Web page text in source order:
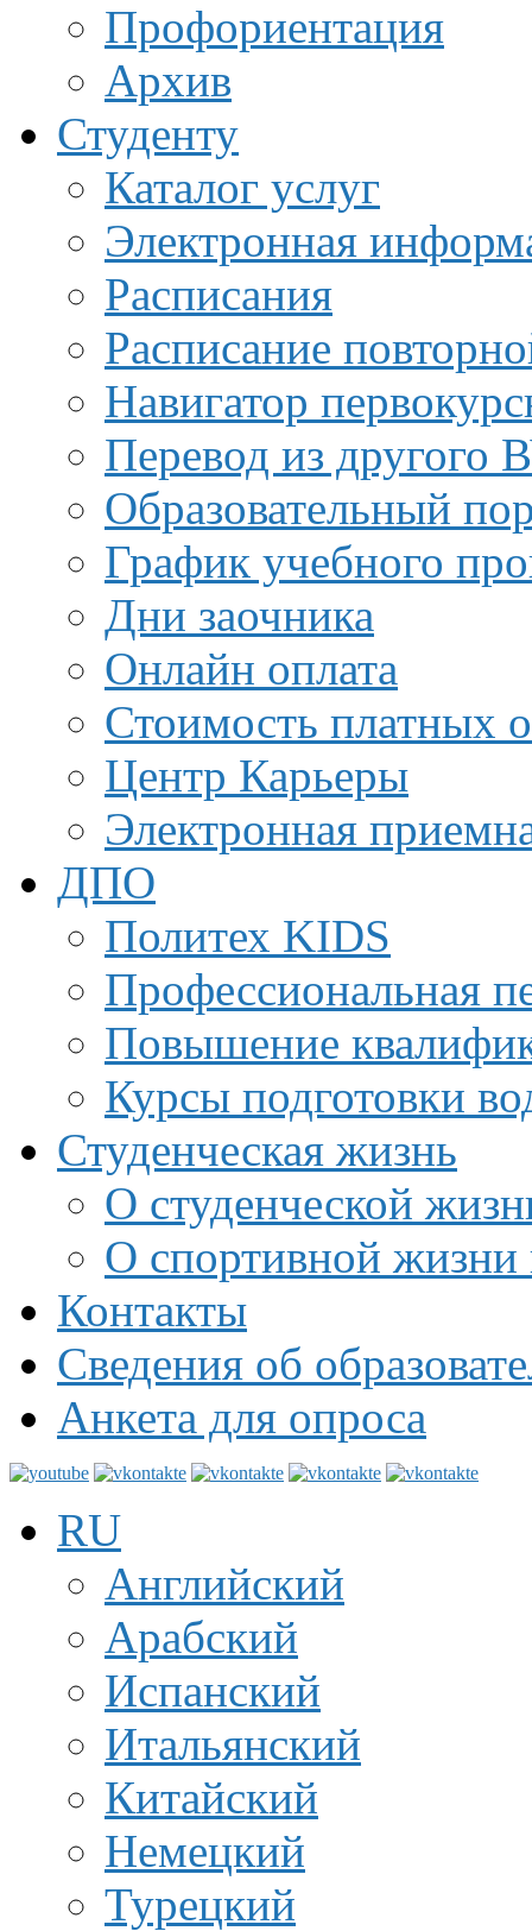
Профориентация
Архив
Студенту
Каталог услуг
Электронная
Расписания
Расписание
Навигатор
Перевод из другого
Образовательный
График учебного
Дни заочника
Онлайн оплата
Стоимость платных
Центр Карьеры
Электронная
ДПО
Политех KIDS
Профессиональная
Повышение
Курсы подготовки
Студенческая жизнь
О студенческой
О спортивной жизни
Контакты
Сведения об
Анкета для опроса
RU
Английский
Арабский
Испанский
Итальянский
Китайский
Немецкий
Турецкий